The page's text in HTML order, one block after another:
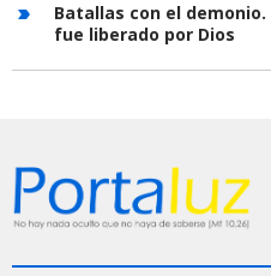
Batallas con el
fue liberado por Dios